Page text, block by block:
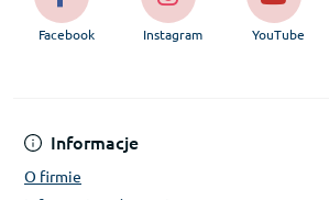
Informacje
O firmie
Facebook Instagram YouTube